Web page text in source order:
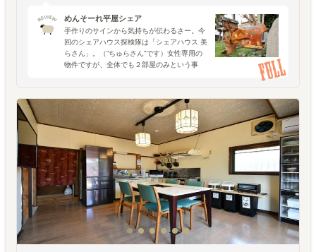
めんそーれ平屋シェア
手作りのサインから気持ちが伝わるさー。今
回のシェアハウス探検隊は「シェアハウス 美
らさん」。（“ちゅらさん”です）女性専用の
物件ですが、全体でも２部屋のみという事
居もOKです。実は冒頭のサインを見ただけ
でニヤニヤしてしま